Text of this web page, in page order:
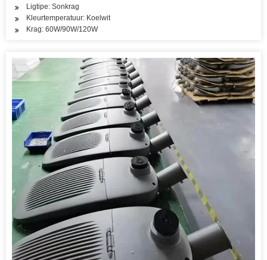
Ligtipe: Sonkrag
Kleurtemperatuur: Koelwit
Krag: 60W/90W/120W